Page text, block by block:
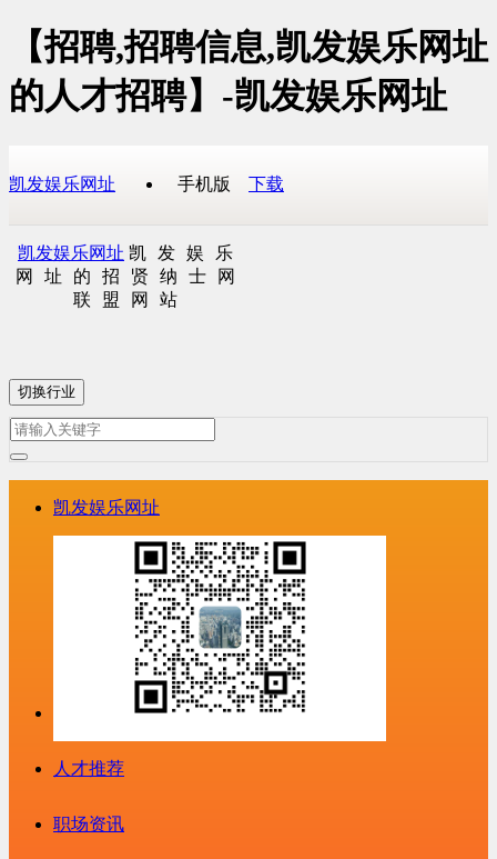
【招聘,招聘信息,凯发娱乐网址
的人才招聘】-凯发娱乐网址
凯发娱乐网址 手机版 下载
凯发娱乐网址 凯发娱乐
网址的招贤纳士网
联盟网站
切换行业
凯发娱乐网址
人才推荐
职场资讯